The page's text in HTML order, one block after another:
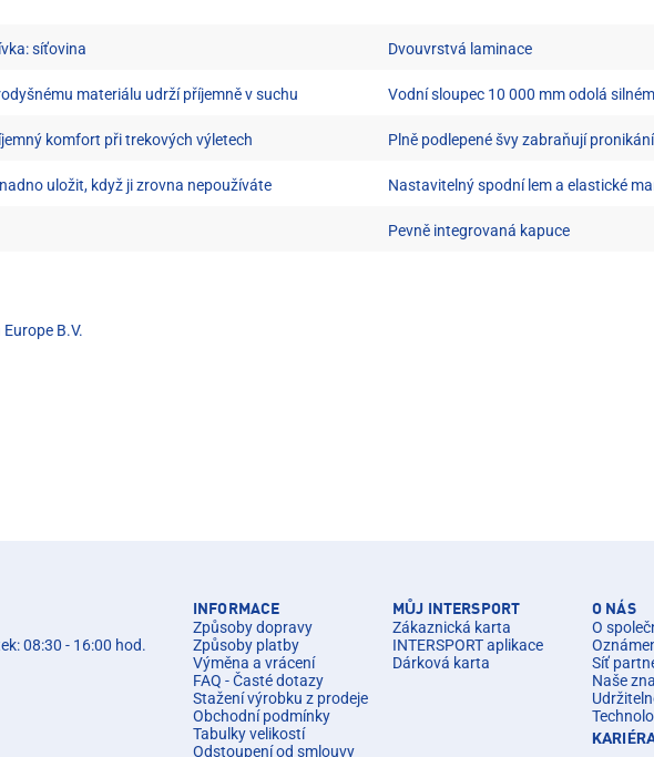
síťovina Dvouvrstvá laminace
materiálu udrží příjemně v suchu Vodní sloupec 10 000 mm odolá
komfort při trekových výletech Plně podlepené švy zabraňují
uložit, když ji zrovna nepoužíváte Nastavitelný spodní lem a elastické
Pevně integrovaná kapuce
B.V.
08:30 - 16:00 hod.
INFORMACE
Způsoby dopravy
Způsoby platby
Výměna a vrácení
FAQ - Časté dotazy
Stažení výrobku z prodeje
Obchodní podmínky
Tabulky velikostí
Odstoupení od smlouvy
MŮJ INTERSPORT
Zákaznická karta
INTERSPORT aplikace
Dárková karta
O NÁS
O
Síť
Naše